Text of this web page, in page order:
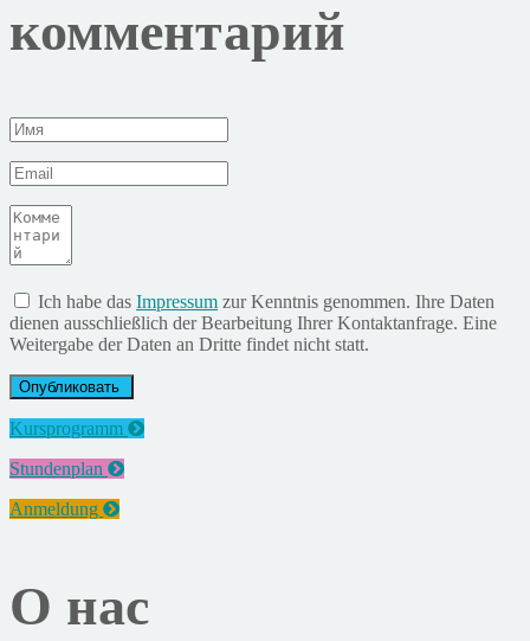
комментарий
Ich habe das Impressum zur Kenntnis genommen. Ihre Daten
dienen ausschließlich der Bearbeitung Ihrer Kontaktanfrage. Eine
Weitergabe der Daten an Dritte findet nicht statt.
Kursprogramm
Stundenplan
Anmeldung
О нас